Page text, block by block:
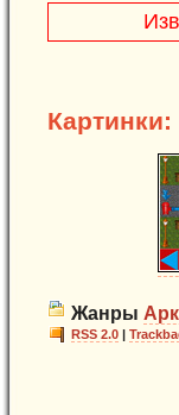
Картинки:
Жанры
RSS 2.0 |